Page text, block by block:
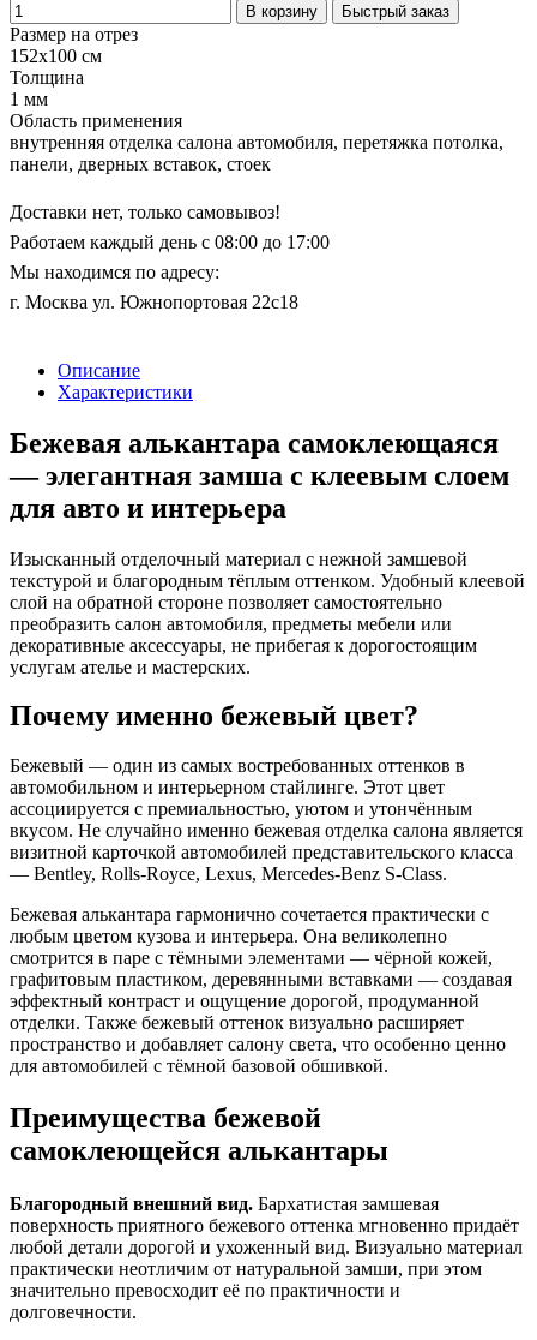
В корзину Быстрый заказ
Размер на отрез
152х100 см
Толщина
1 мм
Область применения
внутренняя отделка салона автомобиля, перетяжка потолка,
панели, дверных вставок, стоек
Доставки нет, только самовывоз!
Работаем каждый день с 08:00 до 17:00
Мы находимся по адресу:
г. Москва ул. Южнопортовая 22с18
Описание
Характеристики
Бежевая алькантара самоклеющаяся
— элегантная замша с клеевым слоем
для авто и интерьера
Изысканный отделочный материал с нежной замшевой
текстурой и благородным тёплым оттенком. Удобный клеевой
слой на обратной стороне позволяет самостоятельно
преобразить салон автомобиля, предметы мебели или
декоративные аксессуары, не прибегая к дорогостоящим
услугам ателье и мастерских.
Почему именно бежевый цвет?
Бежевый — один из самых востребованных оттенков в
автомобильном и интерьерном стайлинге. Этот цвет
ассоциируется с премиальностью, уютом и утончённым
вкусом. Не случайно именно бежевая отделка салона является
визитной карточкой автомобилей представительского класса
— Bentley, Rolls-Royce, Lexus, Mercedes-Benz S-Class.
Бежевая алькантара гармонично сочетается практически с
любым цветом кузова и интерьера. Она великолепно
смотрится в паре с тёмными элементами — чёрной кожей,
графитовым пластиком, деревянными вставками — создавая
эффектный контраст и ощущение дорогой, продуманной
отделки. Также бежевый оттенок визуально расширяет
пространство и добавляет салону света, что особенно ценно
для автомобилей с тёмной базовой обшивкой.
Преимущества бежевой
самоклеющейся алькантары
Благородный внешний вид. Бархатистая замшевая
поверхность приятного бежевого оттенка мгновенно придаёт
любой детали дорогой и ухоженный вид. Визуально материал
практически неотличим от натуральной замши, при этом
значительно превосходит её по практичности и
долговечности.